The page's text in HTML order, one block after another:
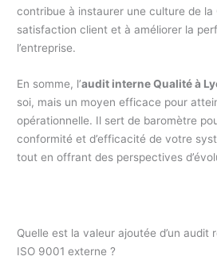
contribue à instaurer une culture de la
satisfaction client et à améliorer la
l’entreprise.
En somme, l’audit interne Qualité à
soi, mais un moyen efficace pour
opérationnelle. Il sert de baromètre
conformité et d’efficacité de votre
tout en offrant des perspectives
Quelle est la valeur ajoutée d’un audit
ISO 9001 externe ?